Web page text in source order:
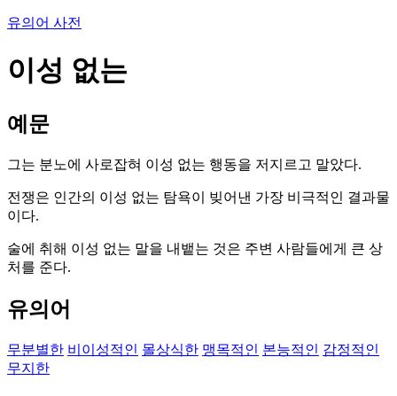
유의어 사전
이성 없는
예문
그는 분노에 사로잡혀 이성 없는 행동을 저지르고 말았다.
전쟁은 인간의 이성 없는 탐욕이 빚어낸 가장 비극적인 결과물
이다.
술에 취해 이성 없는 말을 내뱉는 것은 주변 사람들에게 큰 상
처를 준다.
유의어
무분별한 비이성적인 몰상식한 맹목적인 본능적인 감정적인
무지한